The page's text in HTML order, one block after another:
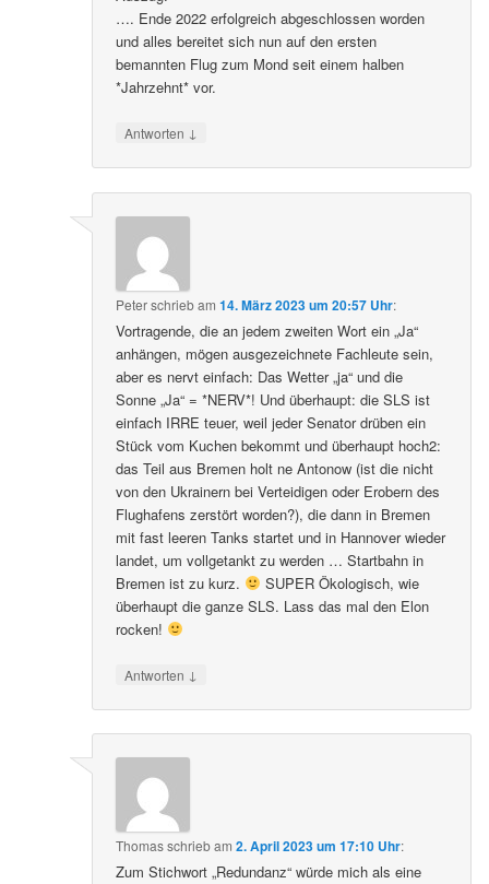
…. Ende 2022 erfolgreich abgeschlossen worden
und alles bereitet sich nun auf den ersten
bemannten Flug zum Mond seit einem halben
*Jahrzehnt* vor.
Antworten ↓
Peterschriebam14. März 2023 um 20:57 Uhr:
Vortragende, die an jedem zweiten Wort ein „Ja“
anhängen, mögen ausgezeichnete Fachleute sein,
aber es nervt einfach: Das Wetter „ja“ und die
Sonne „Ja“ = *NERV*! Und überhaupt: die SLS ist
einfach IRRE teuer, weil jeder Senator drüben ein
Stück vom Kuchen bekommt und überhaupt hoch2:
das Teil aus Bremen holt ne Antonow (ist die nicht
von den Ukrainern bei Verteidigen oder Erobern des
Flughafens zerstört worden?), die dann in Bremen
mit fast leeren Tanks startet und in Hannover wieder
landet, um vollgetankt zu werden … Startbahn in
Bremen ist zu kurz.
SUPER Ökologisch, wie
überhaupt die ganze SLS. Lass das mal den Elon
rocken!
Antworten ↓
Thomasschriebam2. April 2023 um 17:10 Uhr:
Zum Stichwort „Redundanz“ würde mich als eine